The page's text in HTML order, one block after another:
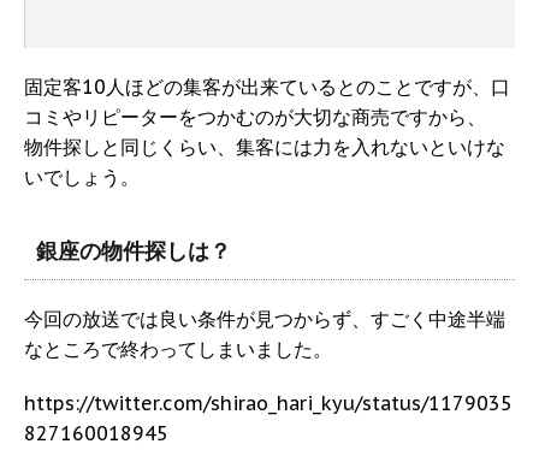
固定客10人ほどの集客が出来ているとのことですが、口
コミやリピーターをつかむのが大切な商売ですから、
物件探しと同じくらい、集客には力を入れないといけな
いでしょう。
銀座の物件探しは？
今回の放送では良い条件が見つからず、すごく中途半端
なところで終わってしまいました。
https://twitter.com/shirao_hari_kyu/status/1179035
827160018945